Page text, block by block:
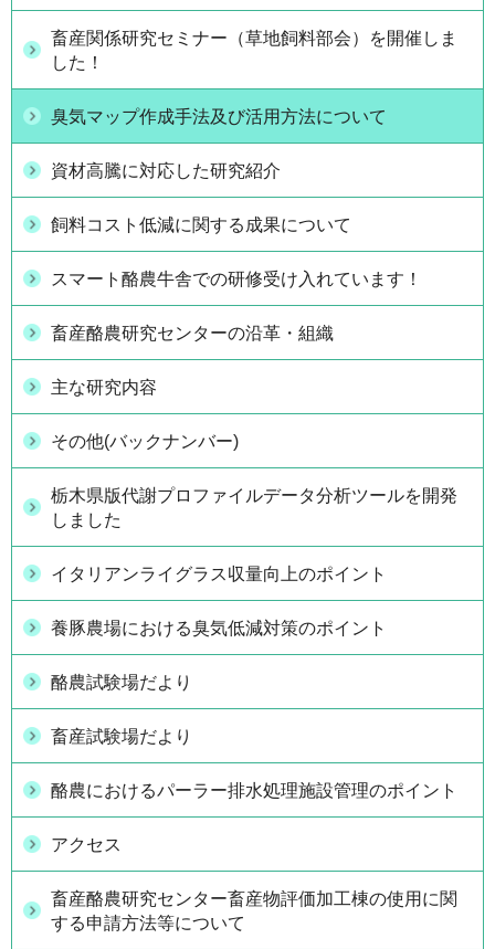
畜産関係研究セミナー（草地飼料部会）を開催しま
した！
臭気マップ作成手法及び活用方法について
資材高騰に対応した研究紹介
飼料コスト低減に関する成果について
スマート酪農牛舎での研修受け入れています！
畜産酪農研究センターの沿革・組織
主な研究内容
その他(バックナンバー)
栃木県版代謝プロファイルデータ分析ツールを開発
しました
イタリアンライグラス収量向上のポイント
養豚農場における臭気低減対策のポイント
酪農試験場だより
畜産試験場だより
酪農におけるパーラー排水処理施設管理のポイント
アクセス
畜産酪農研究センター畜産物評価加工棟の使用に関
する申請方法等について